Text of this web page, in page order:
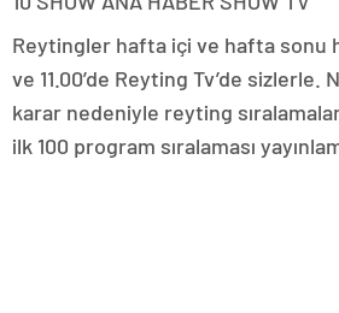
Reytingler hafta içi ve hafta sonu
ve 11.00’de Reyting Tv’de sizlerle.
karar nedeniyle reyting
ilk 100 program sıralaması